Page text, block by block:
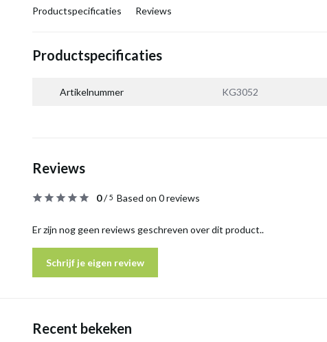
Productspecificaties Reviews
Productspecificaties
Artikelnummer KG3052
Reviews
0/5 Based on 0 reviews
Er zijn nog geen reviews geschreven over dit product..
Schrijf je eigen review
Recent bekeken